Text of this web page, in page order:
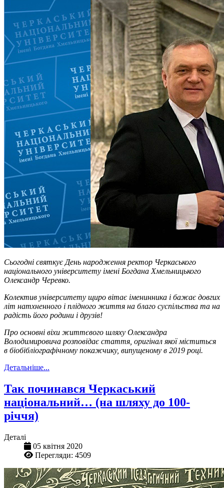
Сьогодні святкує День народження ректор Черкаського
національного університету імені Богдана Хмельницького
Олександр Черевко.
Колектив університету щиро вітає іменинника і бажає довгих
літ натхненного і плідного життя на благо суспільства та на
радість його родини і друзів!
Про основні віхи життєвого шляху Олександра
Володимировича розповідає стаття, оригінал якої міститься
в біобібліографічному покажчику, випущеному в 2019 році.
Детальніше...
Так починався Черкаський
національний… (на шляху до 100-
річчя)
Деталі
05 квітня 2020
Перегляди: 4509